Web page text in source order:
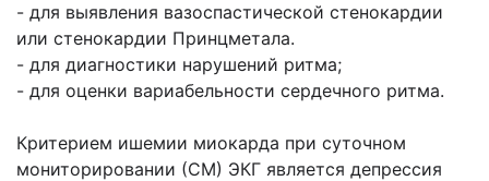
- для выявления вазоспастической стенокардии
или стенокардии Принцметала.
- для диагностики нарушений ритма;
- для оценки вариабельности сердечного ритма.
Критерием ишемии миокарда при суточном
мониторировании (СМ) ЭКГ является депрессия